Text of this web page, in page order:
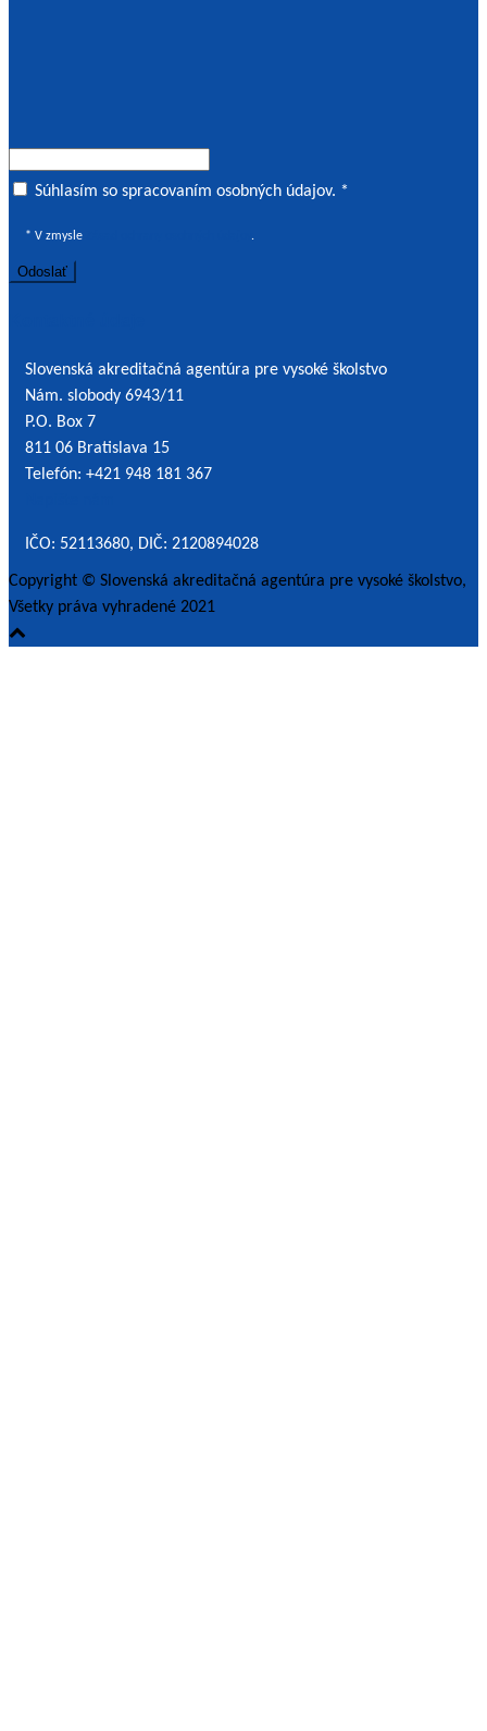
Súhlas
spracovaním
osobných
Súhlasím so spracovaním osobných údajov. *
* V zmysle .
Slovenská akreditačná agentúra pre vysoké školstvo
Nám. slobody 6943/11
P.O. Box 7
811 06 Bratislava 15
Telefón: +421 948 181 367
IČO: 52113680, DIČ: 2120894028
Copyright © Slovenská akreditačná agentúra pre vysoké školstvo,
Všetky práva vyhradené 2021